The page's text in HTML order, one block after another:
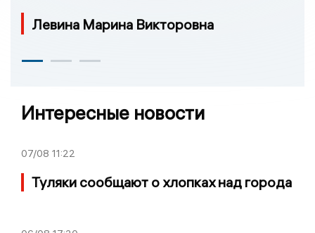
Левина Марина Викторовна
Интересные новости
07/08 11:22
Туляки сообщают о хлопках над города